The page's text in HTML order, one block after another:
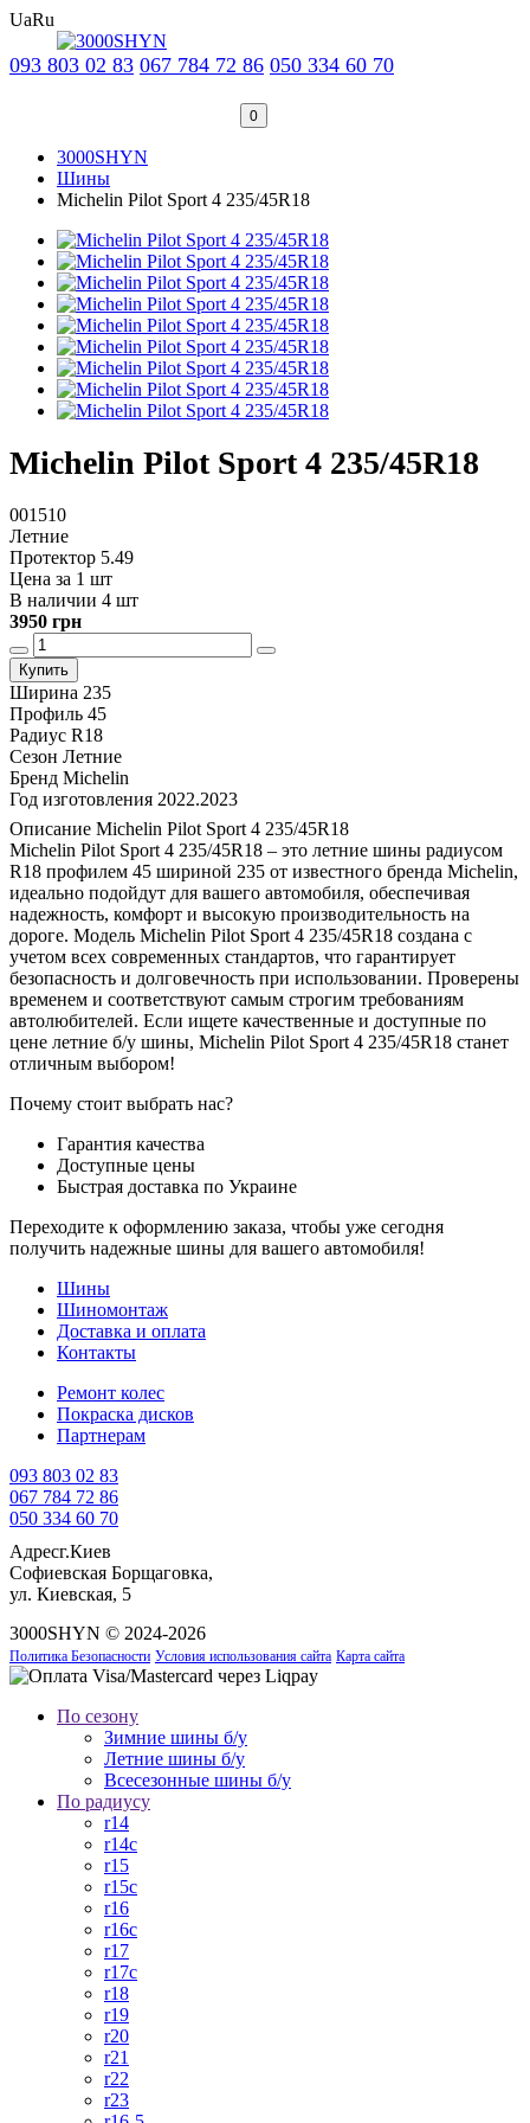
UaRu
093 803 02 83 067 784 72 86 050 334 60 70
0
3000SHYN
Шины
Michelin Pilot Sport 4 235/45R18
Michelin Pilot Sport 4 235/45R18
001510
Летние
Протектор 5.49
Цена за 1 шт
В наличии 4 шт
3950 грн
Купить
Ширина 235
Профиль 45
Радиус R18
Сезон Летние
Бренд Michelin
Год изготовления 2022.2023
Описание Michelin Pilot Sport 4 235/45R18
Michelin Pilot Sport 4 235/45R18 – это летние шины радиусом
R18 профилем 45 шириной 235 от известного бренда Michelin,
идеально подойдут для вашего автомобиля, обеспечивая
надежность, комфорт и высокую производительность на
дороге. Модель Michelin Pilot Sport 4 235/45R18 создана с
учетом всех современных стандартов, что гарантирует
безопасность и долговечность при использовании. Проверены
временем и соответствуют самым строгим требованиям
автолюбителей. Если ищете качественные и доступные по
цене летние б/у шины, Michelin Pilot Sport 4 235/45R18 станет
отличным выбором!
Почему стоит выбрать нас?
Гарантия качества
Доступные цены
Быстрая доставка по Украине
Переходите к оформлению заказа, чтобы уже сегодня
получить надежные шины для вашего автомобиля!
Шины
Шиномонтаж
Доставка и оплата
Контакты
Ремонт колес
Покраска дисков
Партнерам
093 803 02 83
067 784 72 86
050 334 60 70
Адресг.Киев
Софиевская Борщаговка,
ул. Киевская, 5
3000SHYN © 2024-2026
Политика Безопасности Условия использования сайта Карта сайта
По сезону
Зимние шины б/у
Летние шины б/у
Всесезонные шины б/у
По радиусу
r14
r14c
r15
r15c
r16
r16c
r17
r17c
r18
r19
r20
r21
r22
r23